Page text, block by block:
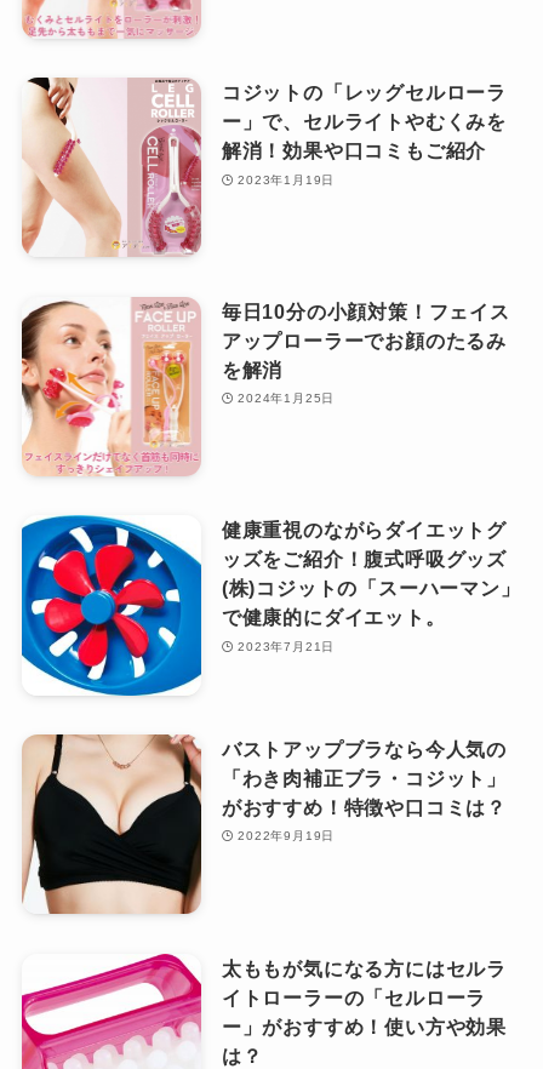
コジットの「レッグセルローラ
ー」で、セルライトやむくみを
解消！効果や口コミもご紹介
2023年1月19日
毎日10分の小顔対策！フェイス
アップローラーでお顔のたるみ
を解消
2024年1月25日
健康重視のながらダイエットグ
ッズをご紹介！腹式呼吸グッズ
(株)コジットの「スーハーマン」
で健康的にダイエット。
2023年7月21日
バストアップブラなら今人気の
「わき肉補正ブラ・コジット」
がおすすめ！特徴や口コミは？
2022年9月19日
太ももが気になる方にはセルラ
イトローラーの「セルローラ
ー」がおすすめ！使い方や効果
は？